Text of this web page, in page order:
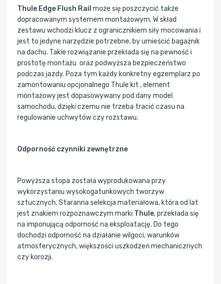
Thule Edge Flush Rail może się poszczycić także
dopracowanym systemem montażowym. W skład
zestawu wchodzi klucz z ogranicznikiem siły mocowania i
jest to jedyne narzędzie potrzebne, by umieścić bagażnik
na dachu. Takie rozwiązanie przekłada się na pewność i
prostotę montażu oraz podwyższa bezpieczeństwo
podczas jazdy. Poza tym każdy konkretny egzemplarz po
zamontowaniu opcjonalnego Thule kit , element
montażowy jest dopasowywany pod dany model
samochodu, dzięki czemu nie trzeba tracić czasu na
regulowanie uchwytów czy rozstawu.
Odporność czynniki zewnętrzne
Powyższa stopa została wyprodukowana przy
wykorzystaniu wysokogatunkowych tworzyw
sztucznych. Staranna selekcja materiałowa, która od lat
jest znakiem rozpoznawczym marki Thule, przekłada się
na imponującą odporność na eksploatację. Do tego
dochodzi odporność na działanie wilgoci, warunków
atmosferycznych, większości uszkodzeń mechanicznych
czy korozji.